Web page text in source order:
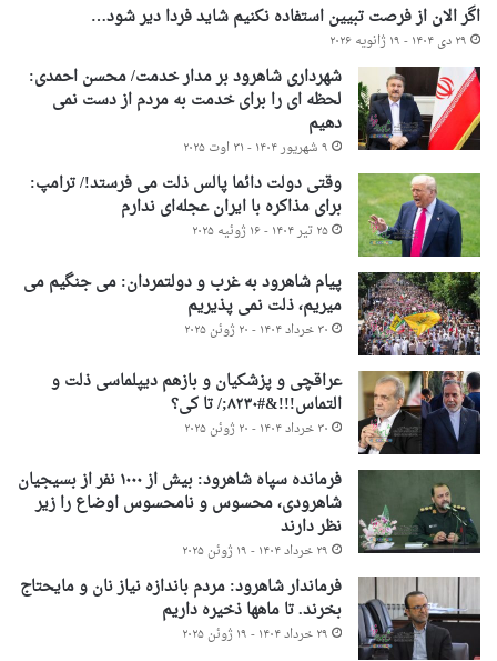
اگر الان از فرصت تبیین استفاده نکنیم شاید فردا دیر شود…
۲۹ دی ۱۴۰۴ - ۱۹ ژانویه ۲۰۲۶
شهرداری شاهرود بر مدار خدمت/ محسن احمدی:
لحظه ای را برای خدمت به مردم از دست نمی
دهیم
۹ شهریور ۱۴۰۴ - ۳۱ اوت ۲۰۲۵
وقتی دولت دائما پالس ذلت می فرستد!/ ترامپ:
برای مذاکره با ایران عجله‌ای ندارم
۲۵ تیر ۱۴۰۴ - ۱۶ ژوئیه ۲۰۲۵
پیام شاهرود به غرب و دولتمردان: می جنگیم می
میریم، ذلت نمی پذیریم
۳۰ خرداد ۱۴۰۴ - ۲۰ ژوئن ۲۰۲۵
عراقچی و پزشکیان و بازهم دیپلماسی ذلت و
التماس!!!&#۸۲۳۰;/ تا کی؟
۳۰ خرداد ۱۴۰۴ - ۲۰ ژوئن ۲۰۲۵
فرمانده سپاه شاهرود: بیش از ۱۰۰۰ نفر از بسیجیان
شاهرودی، محسوس و نامحسوس اوضاع را زیر
نظر دارند
۲۹ خرداد ۱۴۰۴ - ۱۹ ژوئن ۲۰۲۵
فرماندار شاهرود: مردم باندازه نیاز نان و مایحتاج
بخرند. تا ماهها ذخیره داریم
۲۹ خرداد ۱۴۰۴ - ۱۹ ژوئن ۲۰۲۵